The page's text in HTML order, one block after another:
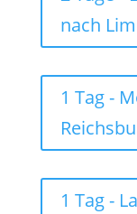
nach
1 Tag -
1 Tag -